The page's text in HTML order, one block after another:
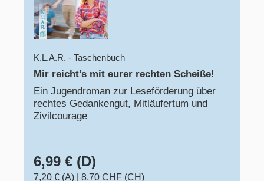
K.L.A.R. - Taschenbuch
Mir reicht’s mit eurer rechten Scheiße!
Ein Jugendroman zur Leseförderung über
rechtes Gedankengut, Mitläufertum und
Zivilcourage
6,99 € (D)
7,20 € (A)
8,70 CHF (CH)